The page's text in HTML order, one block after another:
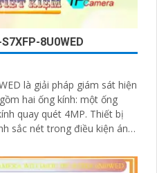
8U0WED
là giải pháp giám sát hiện
hai ống kính: một ống
quét 4MP. Thiết bị
sắc nét trong điều kiện ánh